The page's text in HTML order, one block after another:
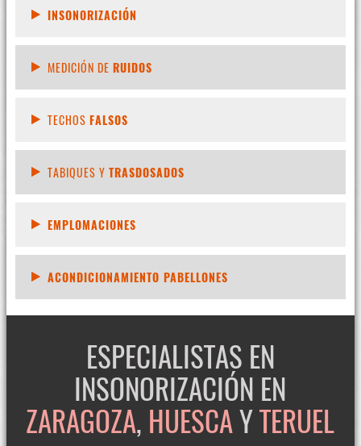
INSONORIZACIÓN
MEDICIÓN DE RUIDOS
TECHOS FALSOS
TABIQUES Y TRASDOSADOS
EMPLOMACIONES
ACONDICIONAMIENTO PABELLONES
ESPECIALISTAS EN
INSONORIZACIÓN EN
ZARAGOZA, HUESCAYTERUEL